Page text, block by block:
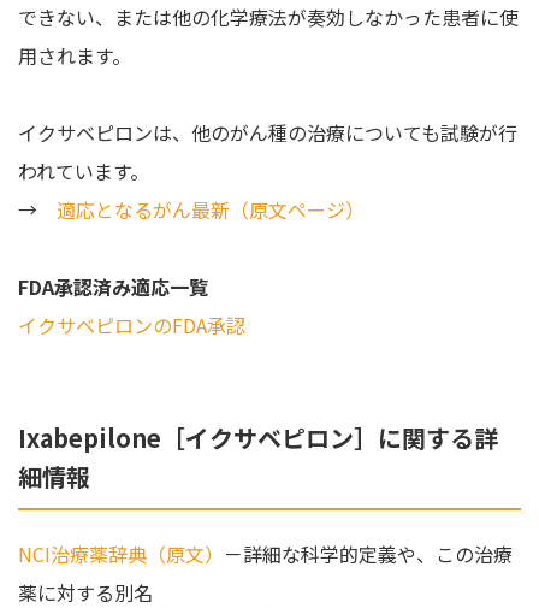
できない、または他の化学療法が奏効しなかった患者に使
用されます。
イクサベピロンは、他のがん種の治療についても試験が行
われています。
→ 適応となるがん最新（原文ページ）
FDA承認済み適応一覧
イクサベピロンのFDA承認
Ixabepilone［イクサベピロン］に関する詳
細情報
NCI治療薬辞典（原文） －詳細な科学的定義や、この治療
薬に対する別名